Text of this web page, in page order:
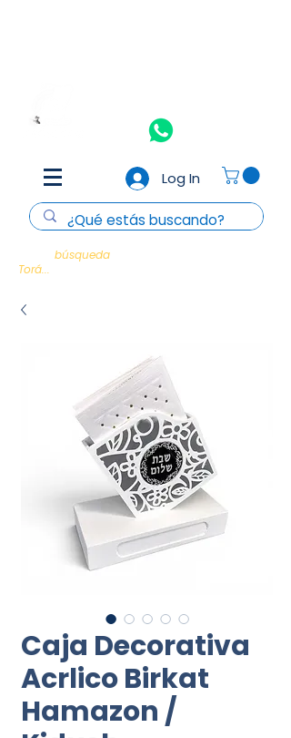
Log In
búsqueda
Torá...
Caja Decorativa
Acrlico Birkat
Hamazon /